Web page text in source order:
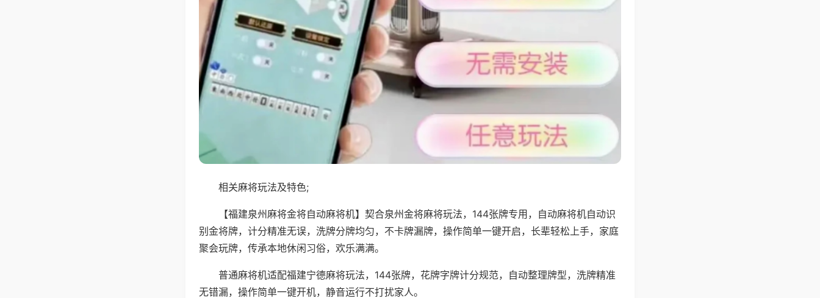
相关麻将玩法及特色;
【福建泉州麻将金将自动麻将机】契合泉州金将麻将玩法，144张牌专用，自动麻将机自动识
别金将牌，计分精准无误，洗牌分牌均匀，不卡牌漏牌，操作简单一键开启，长辈轻松上手，家庭
聚会玩牌，传承本地休闲习俗，欢乐满满。
普通麻将机适配福建宁德麻将玩法，144张牌，花牌字牌计分规范，自动整理牌型，洗牌精准
无错漏，操作简单一键开机，静音运行不打扰家人。